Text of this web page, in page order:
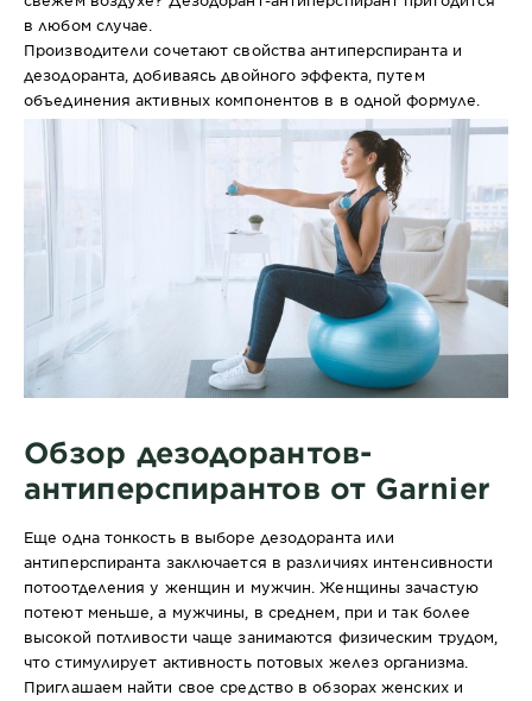
в любом случае.
Производители сочетают свойства антиперспиранта и
дезодоранта, добиваясь двойного эффекта, путем
объединения активных компонентов в в одной формуле.
Обзор дезодорантов-
антиперспирантов от Garnier
Еще одна тонкость в выборе дезодоранта или
антиперспиранта заключается в различиях интенсивности
потоотделения у женщин и мужчин. Женщины зачастую
потеют меньше, а мужчины, в среднем, при и так более
высокой потливости чаще занимаются физическим трудом,
что стимулирует активность потовых желез организма.
Приглашаем найти свое средство в обзорах женских и